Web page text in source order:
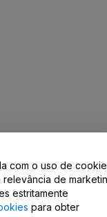
com o uso de
de
estritamente
para obter